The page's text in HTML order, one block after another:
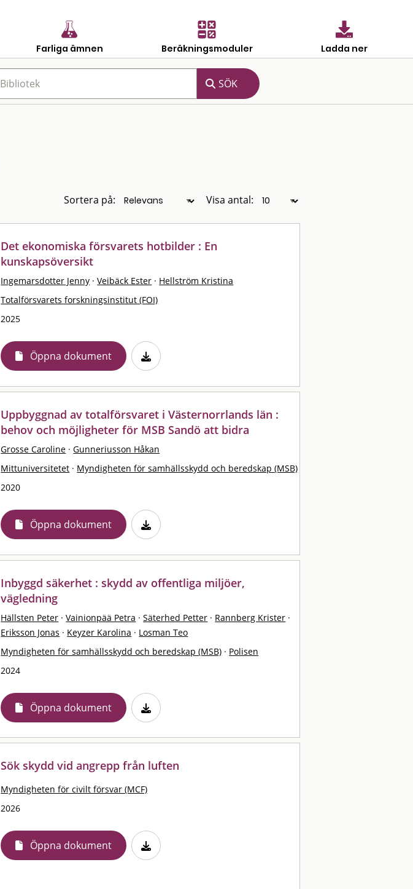
Farliga ämnen Beräkningsmoduler Ladda ner
Sortera på: Visa antal:
Det ekonomiska försvarets hotbilder : En
kunskapsöversikt
Ingemarsdotter Jenny · Veibäck Ester · Hellström Kristina
Totalförsvarets forskningsinstitut (FOI)
2025
Öppna dokument
Uppbyggnad av totalförsvaret i Västernorrlands län :
behov och möjligheter för MSB Sandö att bidra
Grosse Caroline · Gunneriusson Håkan
Mittuniversitetet · Myndigheten för samhällsskydd och beredskap (MSB)
2020
Öppna dokument
Inbyggd säkerhet : skydd av offentliga miljöer,
vägledning
Hällsten Peter · Vainionpää Petra · Säterhed Petter · Rannberg Krister ·
Eriksson Jonas · Keyzer Karolina · Losman Teo
Myndigheten för samhällsskydd och beredskap (MSB) · Polisen
2024
Öppna dokument
Sök skydd vid angrepp från luften
Myndigheten för civilt försvar (MCF)
2026
Öppna dokument